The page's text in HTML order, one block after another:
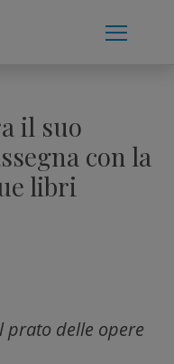
il suo
con la
libri
prato delle opere